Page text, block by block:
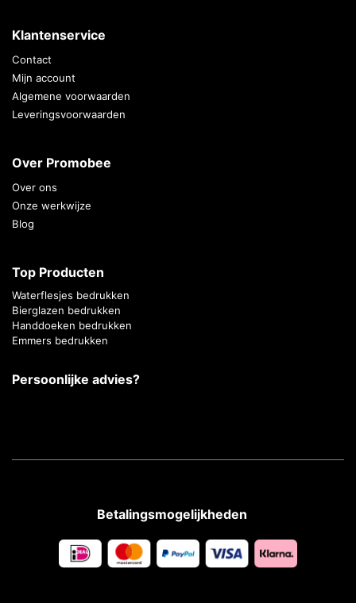
Klantenservice
Contact
Mijn account
Algemene voorwaarden
Leveringsvoorwaarden
Over Promobee
Over ons
Onze werkwijze
Blog
Top Producten
Waterflesjes bedrukken
Bierglazen bedrukken
Handdoeken bedrukken
Emmers bedrukken
Persoonlijke advies?
Betalingsmogelijkheden